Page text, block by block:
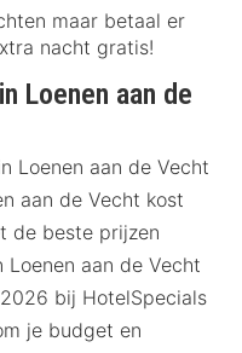
maar betaal er
nacht gratis!
Loenen aan de
Loenen aan de Vecht
aan de Vecht kost
de beste prijzen
aan de Vecht
bij HotelSpecials
je budget en